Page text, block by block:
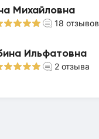
Михайловна
18 отзывов
Ильфатовна
2 отзыва